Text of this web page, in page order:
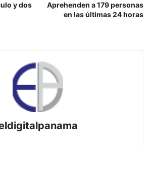
y dos
Aprehenden a 179 personas
en las últimas 24 horas